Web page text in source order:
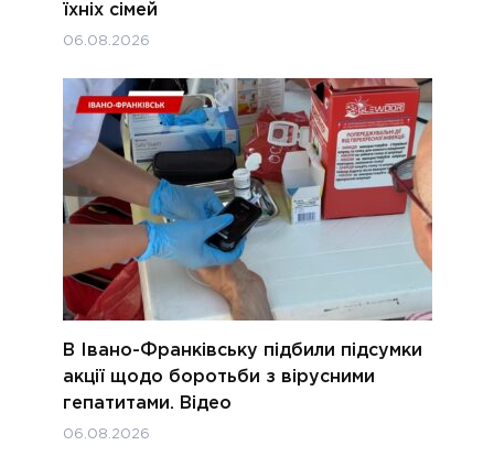
їхніх сімей
06.08.2026
В Івано-Франківську підбили підсумки
акції щодо боротьби з вірусними
гепатитами. Відео
06.08.2026